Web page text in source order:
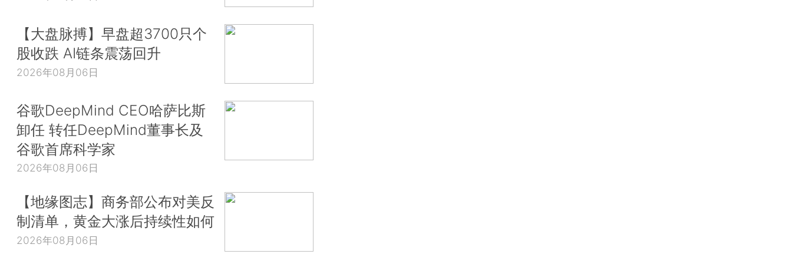
【大盘脉搏】早盘超3700只个
股收跌 AI链条震荡回升
2026年08月06日
谷歌DeepMind CEO哈萨比斯
卸任 转任DeepMind董事长及
谷歌首席科学家
2026年08月06日
【地缘图志】商务部公布对美反
制清单，黄金大涨后持续性如何
2026年08月06日